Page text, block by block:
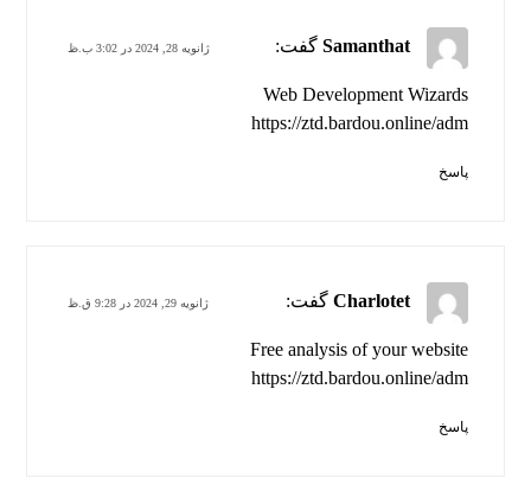
Samanthat گفت: ژانویه 28, 2024 در 3:02 ب.ظ
Web Development Wizards
https://ztd.bardou.online/adm
پاسخ
Charlotet گفت: ژانویه 29, 2024 در 9:28 ق.ظ
Free analysis of your website
https://ztd.bardou.online/adm
پاسخ